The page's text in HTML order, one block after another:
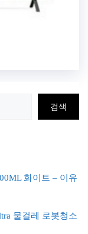
검색
화이트 – 이유
물걸레 로봇청소